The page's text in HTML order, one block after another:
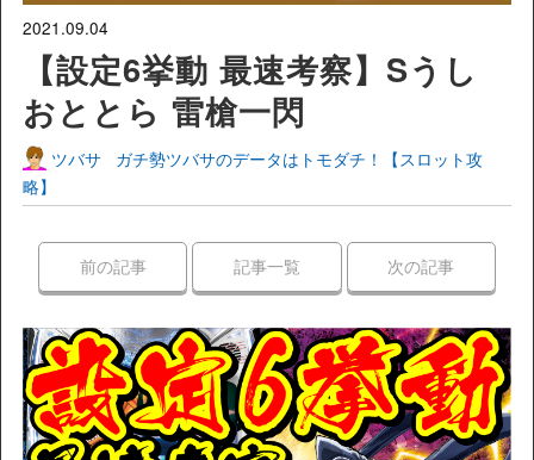
2021.09.04
【設定6挙動 最速考察】Sうし
おととら 雷槍一閃
ツバサ
ガチ勢ツバサのデータはトモダチ！【スロット攻
略】
前の記事 記事一覧 次の記事